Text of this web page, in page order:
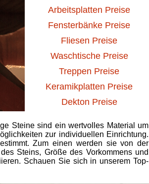
Arbeitsplatten Preise
Fensterbänke Preise
Fliesen Preise
Waschtische Preise
Treppen Preise
Keramikplatten Preise
Dekton Preise
Steine sind ein wertvolles Material um
zur individuellen Einrichtung.
Zum einen werden sie von der
Steins, Größe des Vorkommens und
Schauen Sie sich in unserem Top-